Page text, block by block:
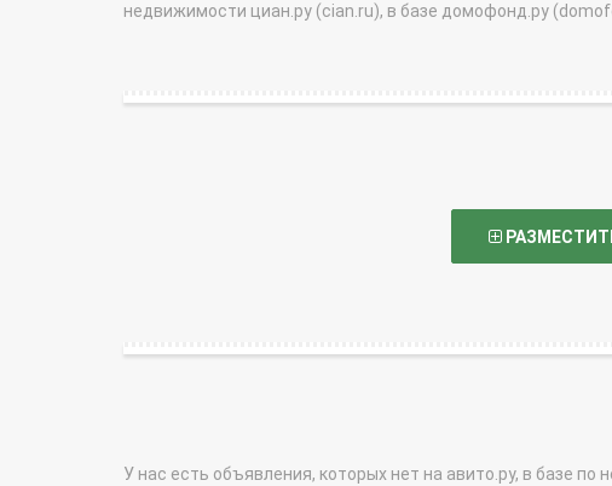
недвижимости циан.ру (cian.ru), в базе домофонд.ру
У нас есть объявления, которых нет на авито.ру, в базе